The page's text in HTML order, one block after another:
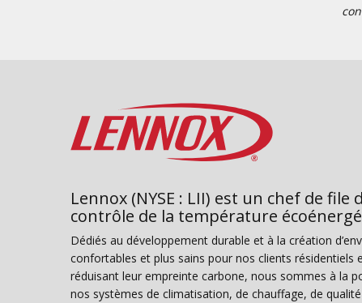
Lennox (NYSE : LII) est un chef de file
contrôle de la température
Dédiés au développement durable et à la création
confortables et plus sains pour nos clients résidentiels
réduisant leur empreinte carbone, nous sommes à la
nos systèmes de climatisation, de chauffage, de qualité